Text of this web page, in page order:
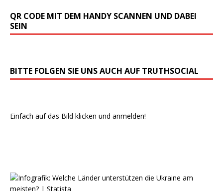
QR CODE MIT DEM HANDY SCANNEN UND DABEI
SEIN
BITTE FOLGEN SIE UNS AUCH AUF TRUTHSOCIAL
Einfach auf das Bild klicken und anmelden!